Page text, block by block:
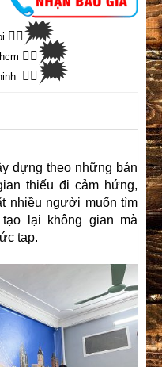
👉🏽🗯
👉🏽🗯
👉🏽🗯
dựng theo những bản
thiếu đi cảm hứng,
nhiều người muốn tìm
lại không gian mà
tạp.